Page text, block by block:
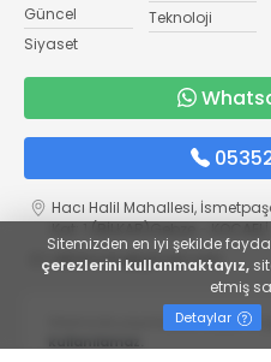
Güncel
Siyaset
Teknoloji
Hacı Halil Mahallesi,
aktanuslu@gmail.com
Sitemizde yayımlanan haber
Sitemizden en iyi şekilde
çerezlerini kullanmaktayız,
etmiş
Detaylar